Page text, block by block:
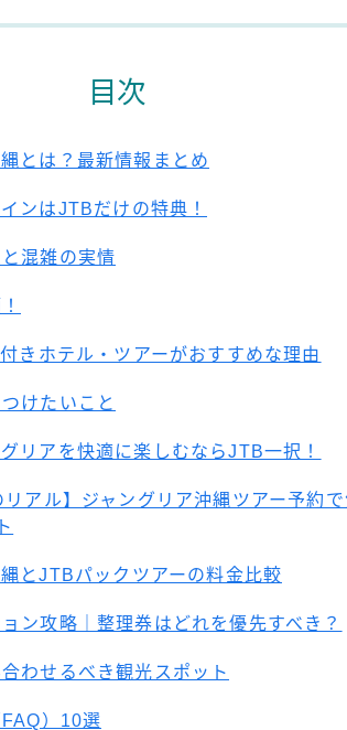
目次
とは？最新情報まとめ
ンはJTBだけの特典！
混雑の実情
きホテル・ツアーがおすすめな理由
けたいこと
リアを快適に楽しむならJTB一択！
リアル】ジャングリア沖縄ツアー予約
とJTBパックツアーの料金比較
ン攻略｜整理券はどれを優先すべき？
わせるべき観光スポット
）10選